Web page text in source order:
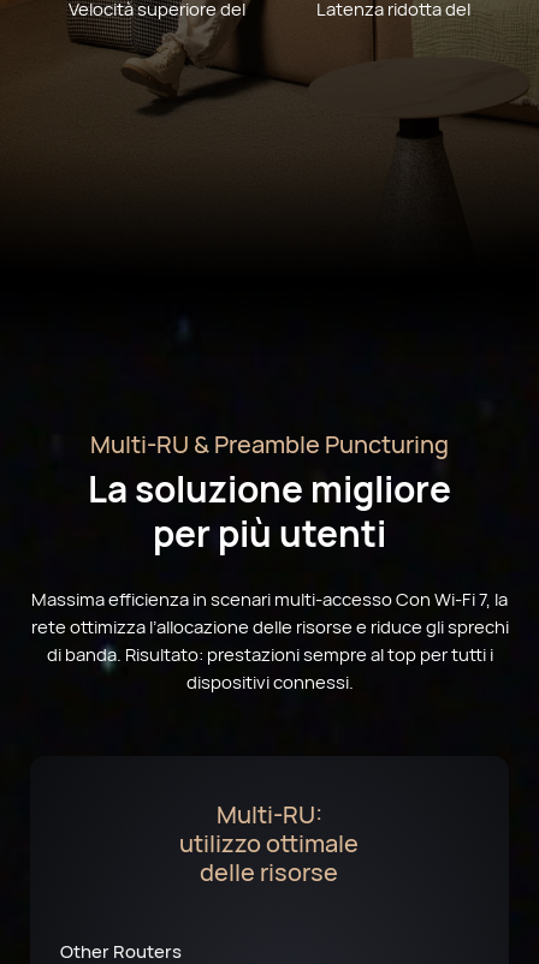
Velocità superiore del Latenza ridotta del
Multi-RU & Preamble Puncturing
La soluzione migliore
per più utenti
Massima efficienza in scenari multi-accesso Con Wi-Fi 7, la
rete ottimizza l’allocazione delle risorse e riduce gli sprechi
di banda. Risultato: prestazioni sempre al top per tutti i
dispositivi connessi.
Multi-RU:
utilizzo ottimale
delle risorse
Other Routers